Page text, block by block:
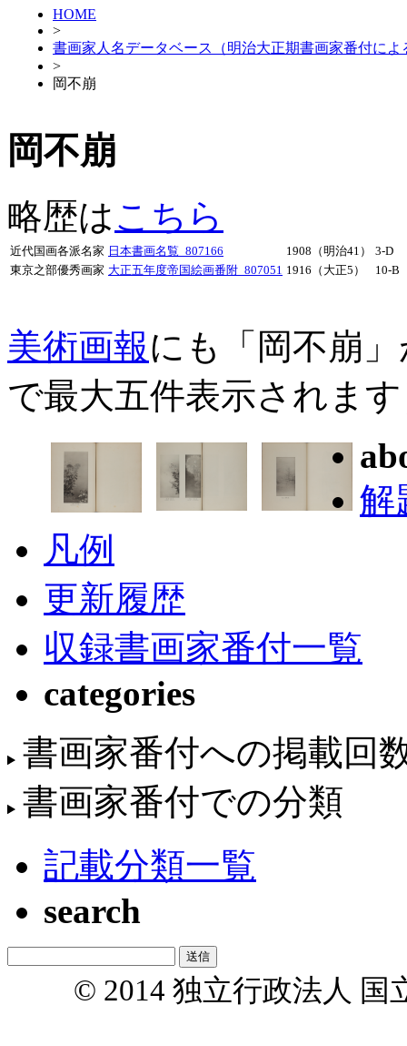
HOME
>
書画家人名データベース（明治大正期書画家番付によ
>
岡不崩
岡不崩
略歴はこちら
近代国画各派名家 日本書画名覧_807166 1908（明治41）
3-D
東京之部優秀画家 大正五年度帝国絵画番附_807051 1916（大正5） 10-B
美術画報にも「岡不崩
で最大五件表示されま
解
凡例
更新履歴
収録書画家番付一覧
categories
書画家番付への掲載回
書画家番付での分類
記載分類一覧
search
© 2014 独立行政法人 国